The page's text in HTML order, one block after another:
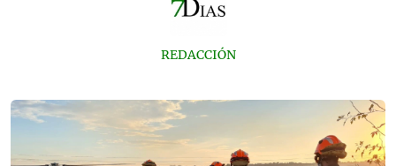
REDACCIÓN